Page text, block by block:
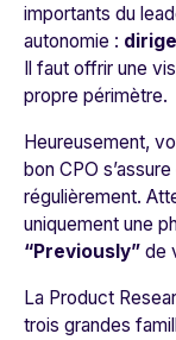
importants du
autonomie :
Il faut offrir une
propre périmètre.
Heureusement,
bon CPO
régulièrement.
uniquement une
“Previously” de
La Product
trois grandes